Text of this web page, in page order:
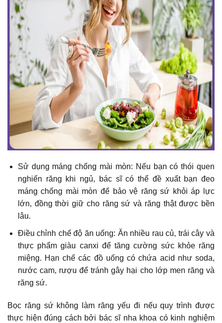
Sử dụng máng chống mài mòn: Nếu bạn có thói quen
nghiến răng khi ngủ, bác sĩ có thể đề xuất bạn đeo
máng chống mài mòn để bảo vệ răng sứ khỏi áp lực
lớn, đồng thời giữ cho răng sứ và răng thật được bền
lâu.
Điều chỉnh chế độ ăn uống: Ăn nhiều rau củ, trái cây và
thực phẩm giàu canxi để tăng cường sức khỏe răng
miệng. Hạn chế các đồ uống có chứa acid như soda,
nước cam, rượu để tránh gây hại cho lớp men răng và
răng sứ.
Bọc răng sứ không làm răng yếu đi nếu quy trình được
thực hiện đúng cách bởi bác sĩ nha khoa có kinh nghiệm